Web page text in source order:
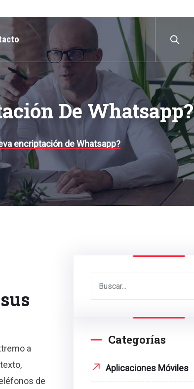
De Whatsapp?
encriptación de Whatsapp?
a
de
Categorías
Aplicaciones Móviles